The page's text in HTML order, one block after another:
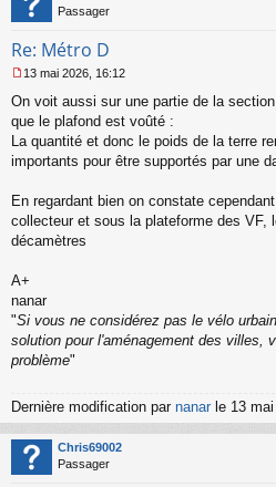
Passager
Re: Métro D
e
s
s
g
n
o
n
13 mai 2026, 16:12
On voit aussi sur une partie de la
que le plafond est voûté :
La quantité et donc le poids de la terre
importants pour être supportés par une
En regardant bien on constate
collecteur et sous la plateforme des VF,
décamètres
A+
nanar
"Si vous ne considérez pas le vélo
solution pour l'aménagement des villes,
problème"
Dernière modification par nanar le 13
Chris69002
Passager